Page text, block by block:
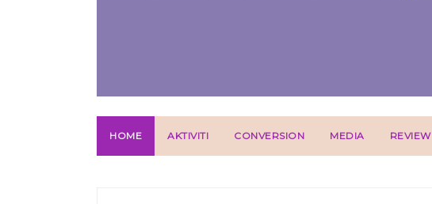
HOME AKTIVITI CONVERSION MEDIA REVIEW